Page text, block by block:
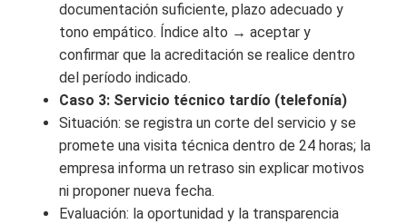
documentación suficiente, plazo adecuado y
tono empático. Índice alto → aceptar y
confirmar que la acreditación se realice dentro
del período indicado.
Caso 3: Servicio técnico tardío (telefonía)
Situación: se registra un corte del servicio y se
promete una visita técnica dentro de 24 horas; la
empresa informa un retraso sin explicar motivos
ni proponer nueva fecha.
Evaluación: la oportunidad y la transparencia